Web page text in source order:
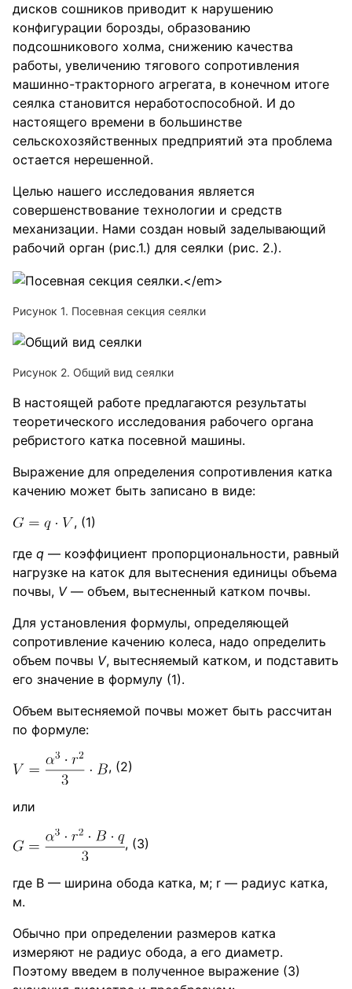
дисков сошников приводит к нарушению
конфигурации борозды, образованию
подсошникового холма, снижению качества
работы, увеличению тягового сопротивления
машинно-тракторного агрегата, в конечном итоге
сеялка становится неработоспособной. И до
настоящего времени в большинстве
сельскохозяйственных предприятий эта проблема
остается нерешенной.
Целью нашего исследования является
совершенствование технологии и средств
механизации. Нами создан новый заделывающий
рабочий орган (рис.1.) для сеялки (рис. 2.).
Рисунок 1. Посевная секция сеялки
Рисунок 2. Общий вид сеялки
В настоящей работе предлагаются результаты
теоретического исследования рабочего органа
ребристого катка посевной машины.
Выражение для определения сопротивления катка
качению может быть записано в виде:
, (1)
где q — коэффициент пропорциональности, равный
нагрузке на каток для вытеснения единицы объема
почвы, V— объем, вытесненный катком почвы.
Для установления формулы, определяющей
сопротивление качению колеса, надо определить
объем почвы V, вытесняемый катком, и подставить
его значение в формулу (1).
Объем вытесняемой почвы может быть рассчитан
по формуле:
, (2)
или
, (3)
где В — ширина обода катка, м; r — радиус катка,
м.
Обычно при определении размеров катка
измеряют не радиус обода, а его диаметр.
Поэтому введем в полученное выражение (3)